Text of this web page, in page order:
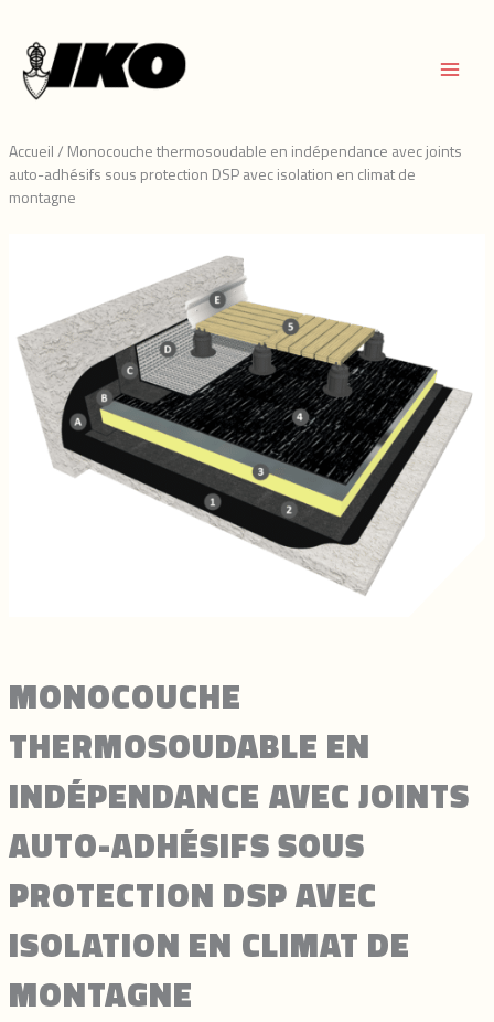
contenu
Accueil/ Monocouche thermosoudable en indépendance avec joints
auto-adhésifs sous protection DSP avec isolation en climat de
montagne
MONOCOUCHE
THERMOSOUDABLE EN
INDÉPENDANCE AVEC JOINTS
AUTO-ADHÉSIFS SOUS
PROTECTION DSP AVEC
ISOLATION EN CLIMAT DE
MONTAGNE